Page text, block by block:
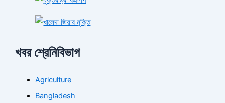
খবর শ্রেনিবিভাগ
Agriculture
Bangladesh